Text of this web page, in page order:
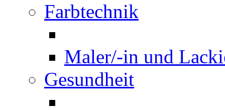
Farbtechnik
Maler/-in und
Gesundheit